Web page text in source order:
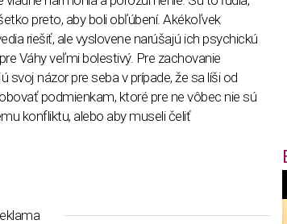
preto, aby boli obľúbení. Akékoľvek
riešiť, ale vyslovene narúšajú ich psychickú
Váhy veľmi bolestivý. Pre zachovanie
názor pre seba v prípade, že sa líši od
podmienkam, ktoré pre ne vôbec nie sú
konfliktu, alebo aby museli čeliť
f